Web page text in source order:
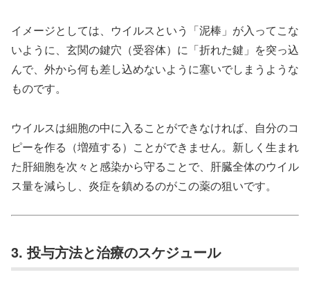
イメージとしては、ウイルスという「泥棒」が入ってこな
いように、玄関の鍵穴（受容体）に「折れた鍵」を突っ込
んで、外から何も差し込めないように塞いでしまうような
ものです。
ウイルスは細胞の中に入ることができなければ、自分のコ
ピーを作る（増殖する）ことができません。新しく生まれ
た肝細胞を次々と感染から守ることで、肝臓全体のウイル
ス量を減らし、炎症を鎮めるのがこの薬の狙いです。
3. 投与方法と治療のスケジュール